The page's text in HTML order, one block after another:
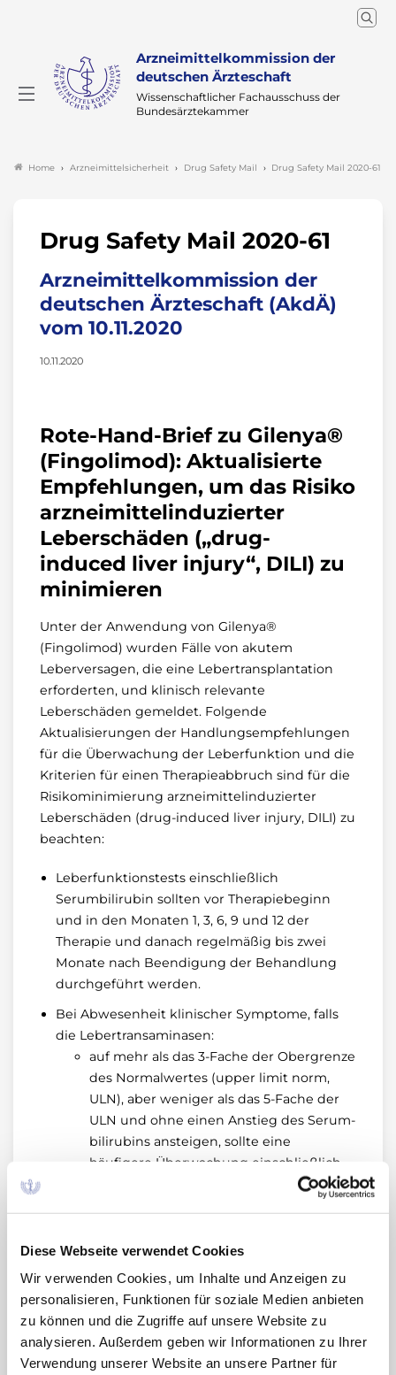
Diese Webseite verwendet Cookies
Wir verwenden Cookies, um Inhalte und Anzeigen zu
personalisieren, Funktionen für soziale Medien anbieten
zu können und die Zugriffe auf unsere Website zu
analysieren. Außerdem geben wir Informationen zu Ihrer
Verwendung unserer Website an unsere Partner für
Arzneimittelkommission der
deutschen Ärzteschaft
Wissenschaftlicher Fachausschuss der
Bundesärztekammer
Home Arzneimittelsicherheit Drug Safety Mail Drug Safety Mail 2020-61
Drug Safety Mail 2020-61
Arzneimittelkommission der
deutschen Ärzteschaft (AkdÄ)
vom 10.11.2020
10.11.2020
Rote-Hand-Brief zu Gilenya®
(Fingolimod): Aktualisierte
Empfehlungen, um das Risiko
arzneimittelinduzierter
Leberschäden („drug-
induced liver injury“, DILI) zu
minimieren
Unter der Anwendung von Gilenya®
(Fingolimod) wurden Fälle von akutem
Leberversagen, die eine Lebertransplantation
erforderten, und klinisch relevante
Leberschäden gemeldet. Folgende
Aktualisierungen der Handlungsempfehlungen
für die Überwachung der Leberfunktion und die
Kriterien für einen Therapieabbruch sind für die
Risikominimierung arzneimittelinduzierter
Leberschäden (drug-induced liver injury, DILI) zu
beachten:
Leberfunktionstests einschließlich
Serumbilirubin sollten vor Therapiebeginn
und in den Monaten 1, 3, 6, 9 und 12 der
Therapie und danach regelmäßig bis zwei
Monate nach Beendigung der Behandlung
durchgeführt werden.
Bei Abwesenheit klinischer Symptome, falls
die Lebertransaminasen:
auf mehr als das 3-Fache der Obergrenze
des Normalwertes (upper limit norm,
ULN), aber weniger als das 5-Fache der
ULN und ohne einen Anstieg des Serum-
bilirubins ansteigen, sollte eine
häufigere Überwachung einschließlich
auf mehr als das 3-Fache der ULN mit
gleichzeitigem Anstieg des
Serumbilirubins ansteigen, sollte die
Behandlung unterbrochen werden. Falls
sich die Serumspiegel normalisieren,
kann die Fingolimod-Behandlung unter